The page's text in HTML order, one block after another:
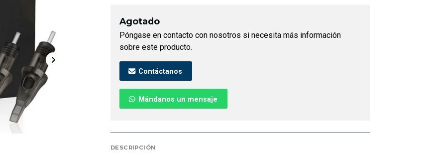
Agotado
Póngase en contacto con nosotros si necesita más información
sobre este producto.
Contáctanos
Mándanos un mensaje
DESCRIPCIÓN